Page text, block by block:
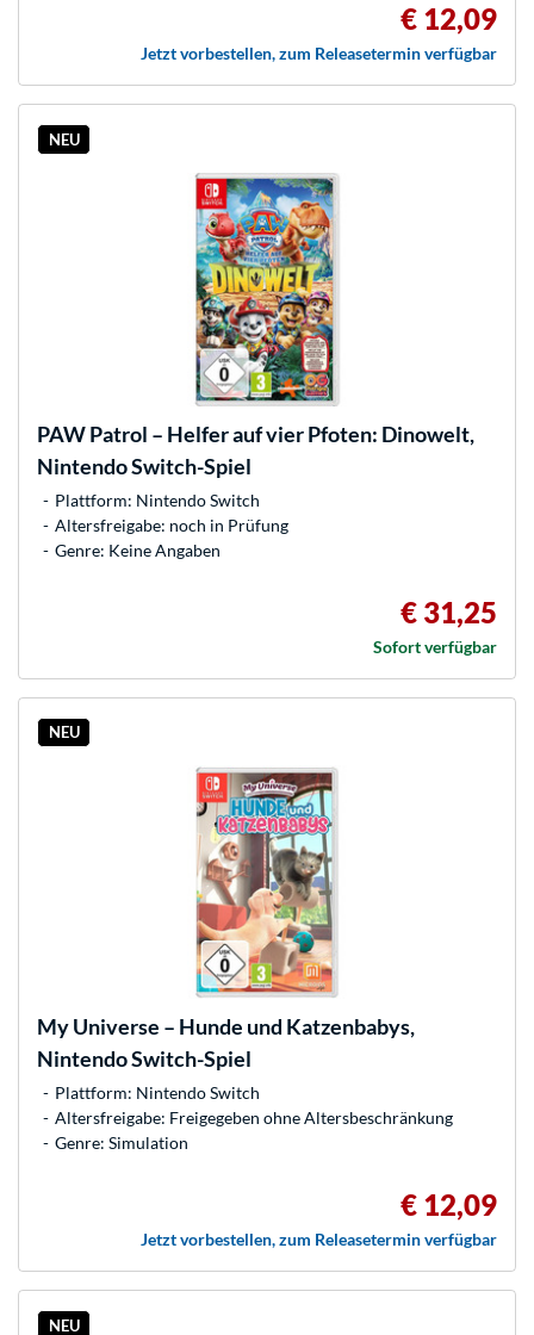
€ 12,09
Jetzt vorbestellen, zum Releasetermin verfügbar
NEU
PAW Patrol – Helfer auf vier Pfoten: Dinowelt,
Nintendo Switch-Spiel
Plattform: Nintendo Switch
Altersfreigabe: noch in Prüfung
Genre: Keine Angaben
€ 31,25
Sofort verfügbar
NEU
My Universe – Hunde und Katzenbabys,
Nintendo Switch-Spiel
Plattform: Nintendo Switch
Altersfreigabe: Freigegeben ohne Altersbeschränkung
Genre: Simulation
€ 12,09
Jetzt vorbestellen, zum Releasetermin verfügbar
NEU